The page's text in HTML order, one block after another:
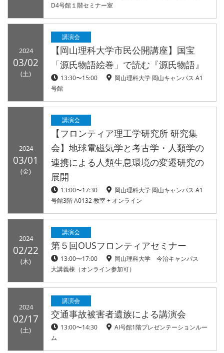
D4号館１階セミナー室
2024
03/02
(土)
講演会
【岡山理科大学市民公開講座】国宝
「源氏物語絵巻」で読む『源氏物語』
13:30〜15:00
岡山理科大学 岡山キャンパス A1
号館
2024
03/01
(金)
講演会
【フロンティア理工学研究所 研究集
会】地球電磁気学と考古学・人類学の
連携による人類生息環境の変遷研究の
展開
13:00〜17:30
岡山理科大学 岡山キャンパス A1
号館3階 A0132 教室 + オンライン
2024
02/22
(木)
講演会
第５回OUSフロンティアセミナー
13:00〜17:00
岡山理科大学 今治キャンパス
大講義棟（オンライン参加可）
2024
02/17
(土)
講演会
交通事故被害者遺族による講演会
13:00〜14:30
Al号館1階プレゼンテーションルー
ム